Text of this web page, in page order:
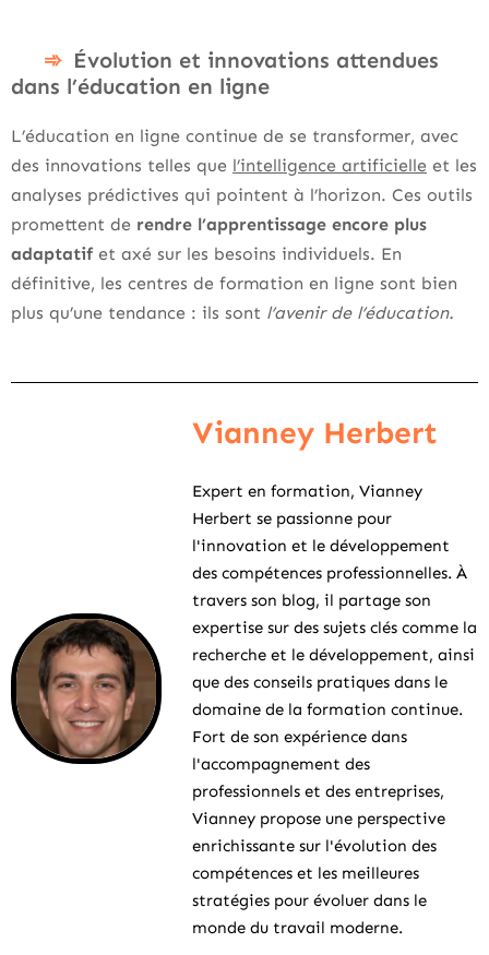
Évolution et innovations attendues
dans l’éducation en ligne
L’éducation en ligne continue de se transformer, avec
des innovations telles que l’intelligence artificielle et les
analyses prédictives qui pointent à l’horizon. Ces outils
promettent de rendre l’apprentissage encore plus
adaptatif et axé sur les besoins individuels. En
définitive, les centres de formation en ligne sont bien
plus qu’une tendance : ils sont l’avenir de l’éducation.
Vianney Herbert
Expert en formation, Vianney
Herbert se passionne pour
l'innovation et le développement
des compétences professionnelles. À
travers son blog, il partage son
expertise sur des sujets clés comme la
recherche et le développement, ainsi
que des conseils pratiques dans le
domaine de la formation continue.
Fort de son expérience dans
l'accompagnement des
professionnels et des entreprises,
Vianney propose une perspective
enrichissante sur l'évolution des
compétences et les meilleures
stratégies pour évoluer dans le
monde du travail moderne.